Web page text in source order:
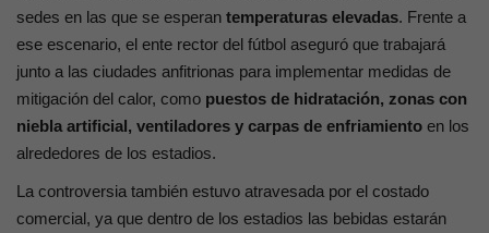
sedes en las que se esperan temperaturas elevadas. Frente a
ese escenario, el ente rector del fútbol aseguró que trabajará
junto a las ciudades anfitrionas para implementar medidas de
mitigación del calor, como puestos de hidratación, zonas con
niebla artificial, ventiladores y carpas de enfriamiento en los
alrededores de los estadios.
La controversia también estuvo atravesada por el costado
comercial, ya que dentro de los estadios las bebidas estarán